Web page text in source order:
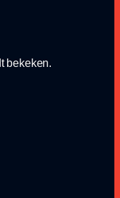
bekeken.